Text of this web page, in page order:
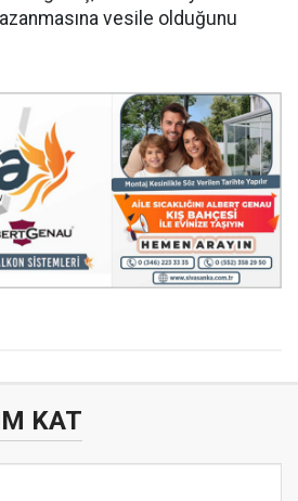
vesile olduğunu
KAT